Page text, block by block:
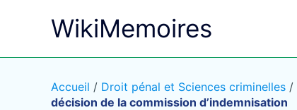
WikiMemoires
Accueil / Droit pénal et Sciences criminelles /
décision de la commission d’indemnisation